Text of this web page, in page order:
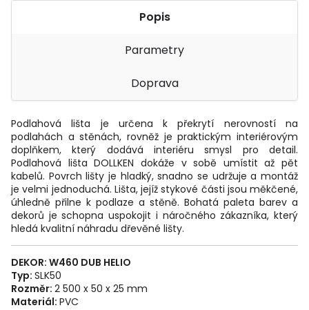
Popis
Parametry
Doprava
Podlahová lišta je určena k překrytí nerovností na
podlahách a stěnách, rovněž je praktickým interiérovým
doplňkem, který dodává interiéru smysl pro detail.
Podlahová lišta DOLLKEN dokáže v sobě umístit až pět
kabelů. Povrch lišty je hladký, snadno se udržuje a montáž
je velmi jednoduchá. Lišta, jejíž stykové části jsou měkčené,
úhledně přilne k podlaze a stěně. Bohatá paleta barev a
dekorů je schopna uspokojit i náročného zákazníka, který
hledá kvalitní náhradu dřevěné lišty.
DEKOR: W460 DUB HELIO
Typ: SLK50
Rozměr: 2 500 x 50 x 25 mm
Materiál: PVC